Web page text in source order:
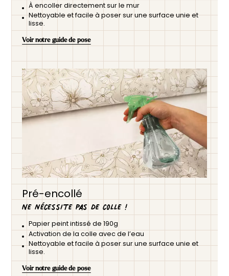
À encoller directement sur le mur
Nettoyable et facile à poser sur une surface unie et
lisse.
Voir notre guide de pose
Pré-encollé
Ne nécessite pas de colle !
Papier peint intissé de 190g
Activation de la colle avec de l’eau
Nettoyable et facile à poser sur une surface unie et
lisse.
Voir notre guide de pose